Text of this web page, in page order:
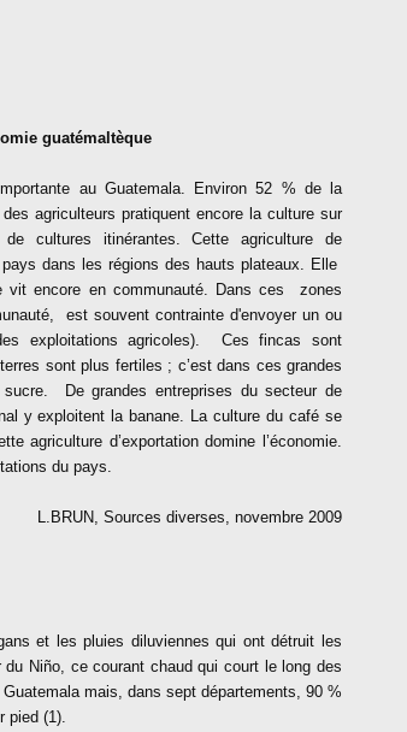
guatémaltèque
au Guatemala. Environ 52 % de la
agriculteurs pratiquent encore la culture sur
cultures itinérantes. Cette agriculture de
dans les régions des hauts plateaux. Elle
encore en communauté. Dans ces zones
est souvent contrainte d'envoyer un ou
exploitations agricoles). Ces fincas sont
sont plus fertiles ; c’est dans ces grandes
De grandes entreprises du secteur de
y exploitent la banane. La culture du café se
agriculture d’exportation domine l’économie.
du pays.
L.BRUN, Sources diverses, novembre 2009
et les pluies diluviennes qui ont détruit les
Niño, ce courant chaud qui court le long des
mais, dans sept départements, 90 %
pied (1).